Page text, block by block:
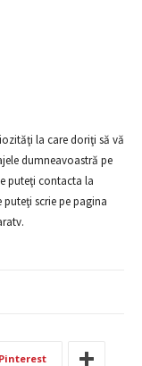
la care doriţi să vă
dumneavoastră pe
puteţi contacta la
puteţi scrie pe pagina
Pinterest